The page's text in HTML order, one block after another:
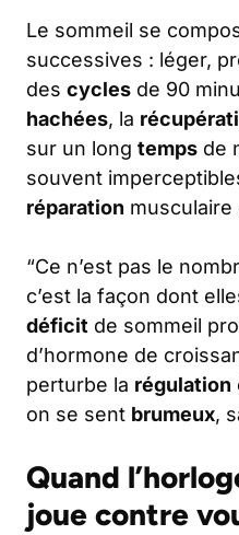
Le sommeil se
successives : léger,
des cycles de 90
hachées, la
sur un long temps de
souvent
réparation musculaire
“Ce n’est pas le
c’est la façon dont
déficit de sommeil
d’hormone de
perturbe la régulation
on se sent brumeux,
Quand
joue contre